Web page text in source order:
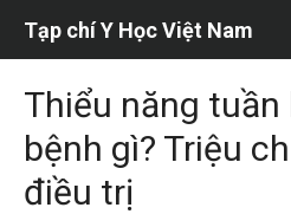
Tạp chí Y Học Việt Nam
Thiểu năng
bệnh gì? Triệu
điều trị